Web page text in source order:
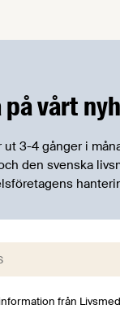
vårt
ut 3-4 gånger i
den svenska
från